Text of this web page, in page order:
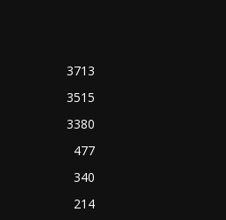
3713
3515
3380
477
340
214